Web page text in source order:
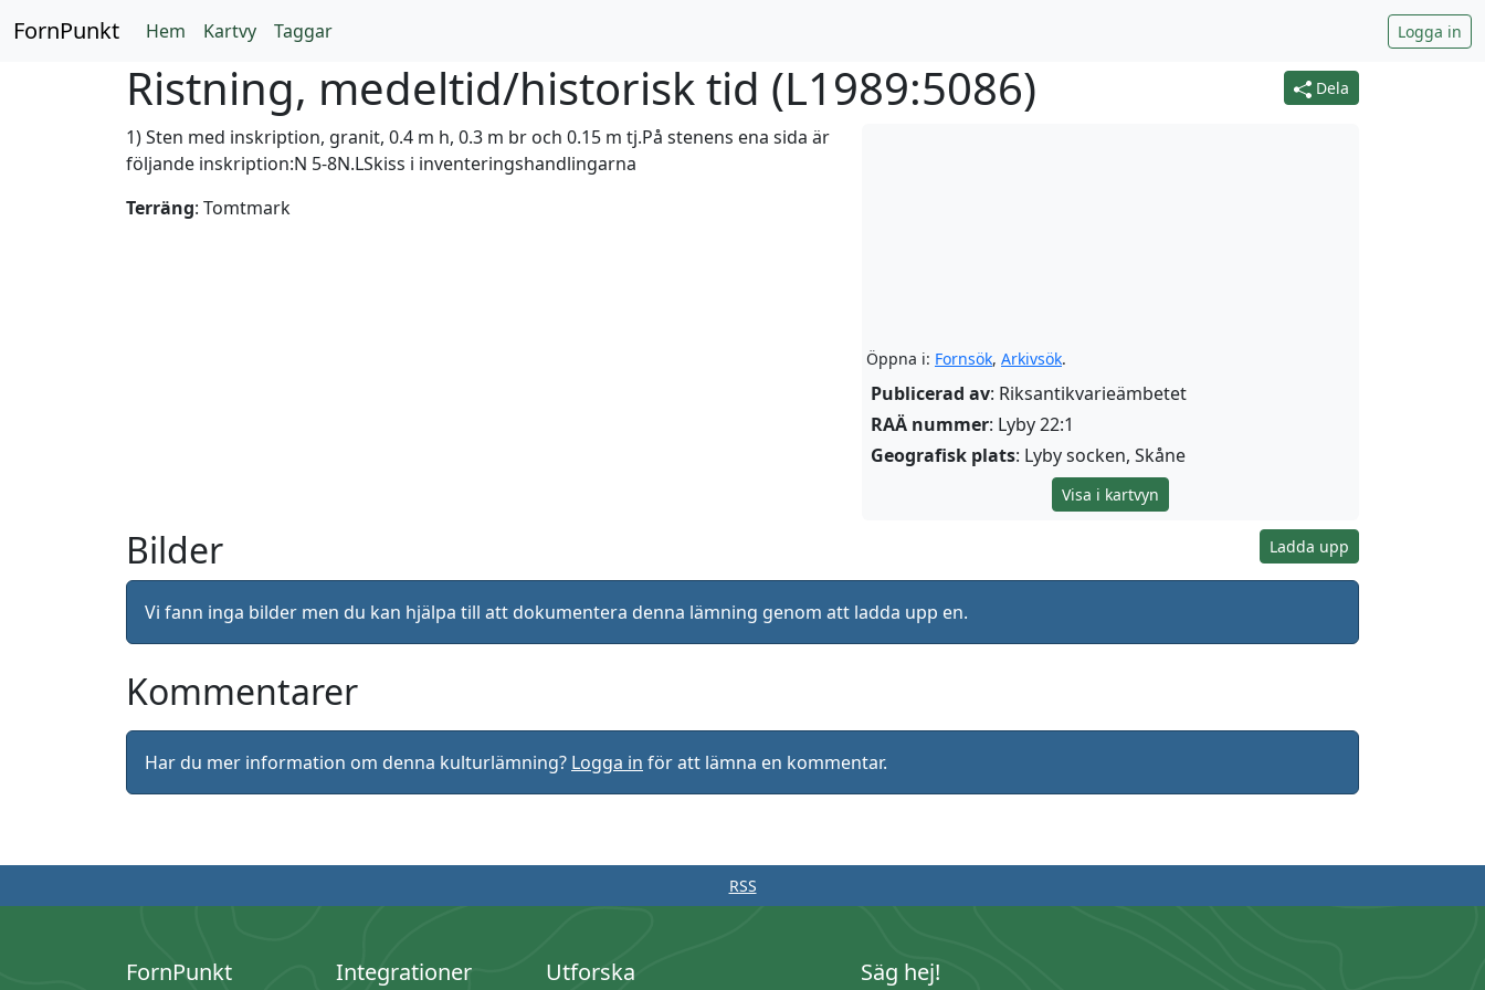
FornPunkt Hem Kartvy Taggar Logga in
Dela
Ristning, medeltid/historisk tid (L1989:5086)
Öppna i: Fornsök, Arkivsök.
Publicerad av: Riksantikvarieämbetet
RAÄ nummer: Lyby 22:1
Geografisk plats: Lyby socken, Skåne
Visa i kartvyn
1) Sten med inskription, granit, 0.4 m h, 0.3 m br och 0.15 m tj.På stenens ena sida är
följande inskription:N 5-8N.LSkiss i inventeringshandlingarna
Terräng: Tomtmark
Ladda upp
Bilder
Vi fann inga bilder men du kan hjälpa till att dokumentera denna lämning genom att ladda upp en.
Kommentarer
Har du mer information om denna kulturlämning? Logga in för att lämna en kommentar.
RSS
FornPunkt Integrationer Utforska Säg hej!